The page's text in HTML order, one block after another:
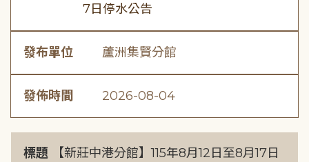
7日停水公告
發布單位 蘆洲集賢分館
發佈時間 2026-08-04
標題
【新莊中港分館】115年8月12日至8月17日